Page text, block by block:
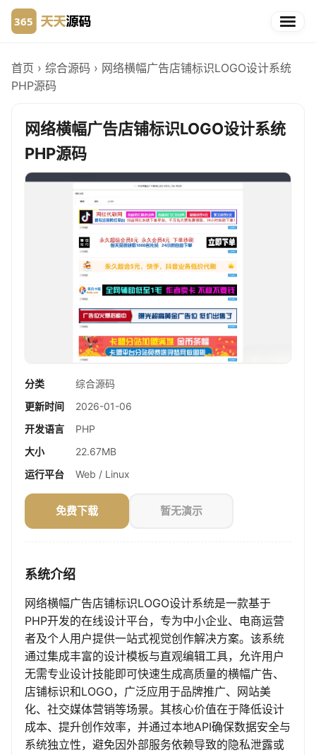
首页 › 综合源码 › 网络横幅广告店铺标识LOGO设计系统
PHP源码
网络横幅广告店铺标识LOGO设计系统
PHP源码
分类
综合源码
更新时间
2026-01-06
开发语言
PHP
大小
22.67MB
运行平台
Web / Linux
免费下载 暂无演示
系统介绍
网络横幅广告店铺标识LOGO设计系统是一款基于
PHP开发的在线设计平台，专为中小企业、电商运营
者及个人用户提供一站式视觉创作解决方案。该系统
通过集成丰富的设计模板与直观编辑工具，允许用户
无需专业设计技能即可快速生成高质量的横幅广告、
店铺标识和LOGO，广泛应用于品牌推广、网站美
化、社交媒体营销等场景。其核心价值在于降低设计
成本、提升创作效率，并通过本地API确保数据安全与
系统独立性，避免因外部服务依赖导致的隐私泄露或